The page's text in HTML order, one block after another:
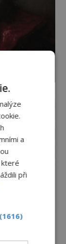
a
které
při
(1616)